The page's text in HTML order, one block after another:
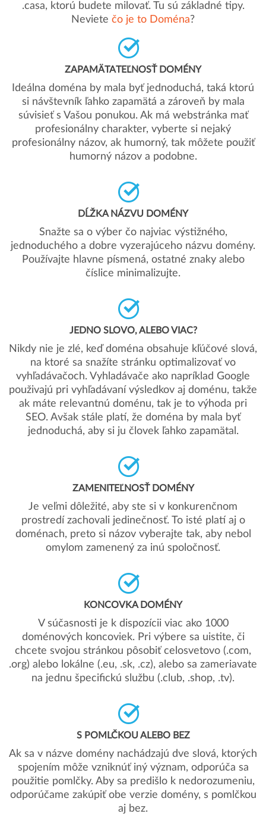
.casa, ktorú budete milovať. Tu sú základné tipy.
Neviete čo je to Doména?
ZAPAMÄTATEĽNOSŤ DOMÉNY
Ideálna doména by mala byť jednoduchá, taká ktorú
si návštevník ľahko zapamätá a zároveň by mala
súvisieť s Vašou ponukou. Ak má webstránka mať
profesionálny charakter, vyberte si nejaký
profesionálny názov, ak humorný, tak môžete použiť
humorný názov a podobne.
DĹŽKA NÁZVU DOMÉNY
Snažte sa o výber čo najviac výstižného,
jednoduchého a dobre vyzerajúceho názvu domény.
Používajte hlavne písmená, ostatné znaky alebo
číslice minimalizujte.
JEDNO SLOVO, ALEBO VIAC?
Nikdy nie je zlé, keď doména obsahuje kľúčové slová,
na ktoré sa snažíte stránku optimalizovať vo
vyhľadávačoch. Vyhladávače ako napríklad Google
použivajú pri vyhľadávaní výsledkov aj doménu, takže
ak máte relevantnú doménu, tak je to výhoda pri
SEO. Avšak stále platí, že doména by mala byť
jednoduchá, aby si ju človek ľahko zapamätal.
ZAMENITEĽNOSŤ DOMÉNY
Je veľmi dôležité, aby ste si v konkurenčnom
prostredí zachovali jedinečnosť. To isté platí aj o
doménach, preto si názov vyberajte tak, aby nebol
omylom zamenený za inú spoločnosť.
KONCOVKA DOMÉNY
V súčasnosti je k dispozícii viac ako 1000
doménových koncoviek. Pri výbere sa uistite, či
chcete svojou stránkou pôsobiť celosvetovo (.com,
.org) alebo lokálne (.eu, .sk, .cz), alebo sa zameriavate
na jednu špecifickú službu (.club, .shop, .tv).
S POMLČKOU ALEBO BEZ
Ak sa v názve domény nachádzajú dve slová, ktorých
spojením môže vzniknúť iný význam, odporúča sa
použitie pomlčky. Aby sa predišlo k nedorozumeniu,
odporúčame zakúpiť obe verzie domény, s pomlčkou
aj bez.